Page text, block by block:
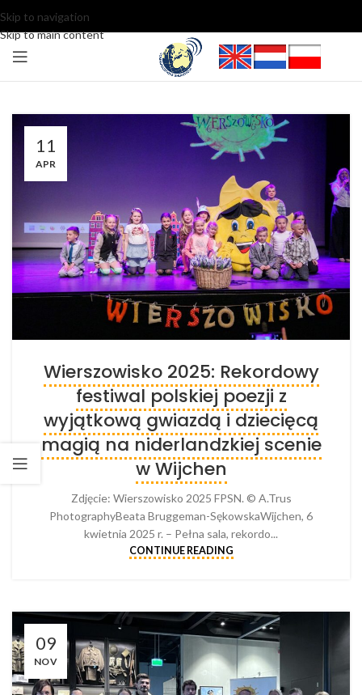
Skip to navigation
Skip to main content
11
APR
Wierszowisko 2025: Rekordowy
festiwal polskiej poezji z
wyjątkową gwiazdą i dziecięcą
magią na niderlandzkiej scenie
w Wijchen
Zdjęcie: Wierszowisko 2025 FPSN. © A.Trus
PhotographyBeata Bruggeman-SękowskaWijchen, 6
kwietnia 2025 r. – Pełna sala, rekordo...
CONTINUE READING
09
NOV